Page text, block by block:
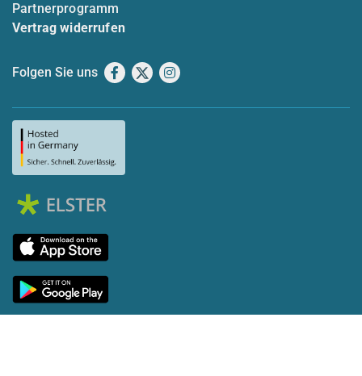
Partnerprogramm
Vertrag widerrufen
Folgen Sie uns Facebook
X Instagram